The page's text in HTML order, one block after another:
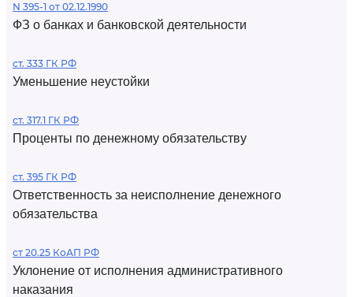
N 395-1 от 02.12.1990
ФЗ о банках и банковской деятельности
ст. 333 ГК РФ
Уменьшение неустойки
ст. 317.1 ГК РФ
Проценты по денежному обязательству
ст. 395 ГК РФ
Ответственность за неисполнение денежного
обязательства
ст 20.25 КоАП РФ
Уклонение от исполнения административного
наказания